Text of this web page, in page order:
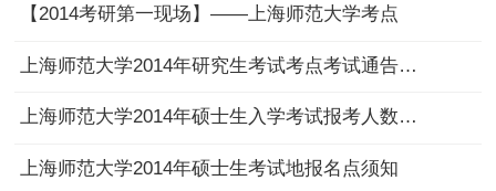
【2014考研第一现场】——上海师范大学考点
上海师范大学2014年研究生考试考点考试通告考场查询
上海师范大学2014年硕士生入学考试报考人数统计
上海师范大学2014年硕士生考试地报名点须知